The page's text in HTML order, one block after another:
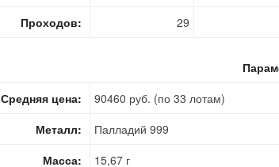
Проходов:
29
Средняя цена:
90460 руб. (по 33 лотам)
Металл:
Палладий 999
Масса:
15,67 г